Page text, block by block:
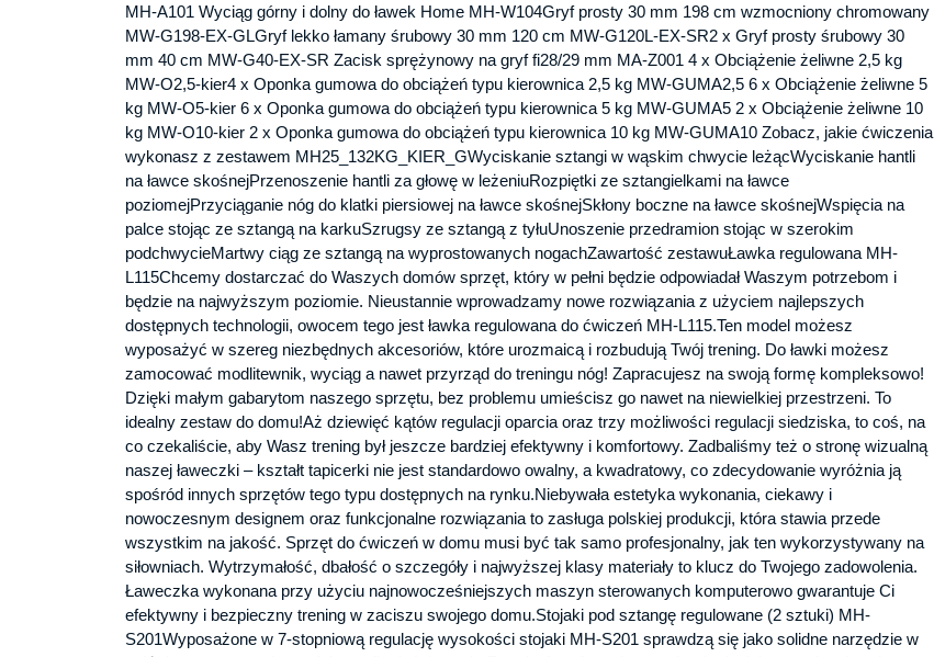
MH-A101 Wyciąg górny i dolny do ławek Home MH-W104Gryf prosty 30 mm 198 cm wzmocniony chromowany
MW-G198-EX-GLGryf lekko łamany śrubowy 30 mm 120 cm MW-G120L-EX-SR2 x Gryf prosty śrubowy 30
mm 40 cm MW-G40-EX-SR Zacisk sprężynowy na gryf fi28/29 mm MA-Z001 4 x Obciążenie żeliwne 2,5 kg
MW-O2,5-kier4 x Oponka gumowa do obciążeń typu kierownica 2,5 kg MW-GUMA2,5 6 x Obciążenie żeliwne 5
kg MW-O5-kier 6 x Oponka gumowa do obciążeń typu kierownica 5 kg MW-GUMA5 2 x Obciążenie żeliwne 10
kg MW-O10-kier 2 x Oponka gumowa do obciążeń typu kierownica 10 kg MW-GUMA10 Zobacz, jakie ćwiczenia
wykonasz z zestawem MH25_132KG_KIER_GWyciskanie sztangi w wąskim chwycie leżącWyciskanie hantli
na ławce skośnejPrzenoszenie hantli za głowę w leżeniuRozpiętki ze sztangielkami na ławce
poziomejPrzyciąganie nóg do klatki piersiowej na ławce skośnejSkłony boczne na ławce skośnejWspięcia na
palce stojąc ze sztangą na karkuSzrugsy ze sztangą z tyłuUnoszenie przedramion stojąc w szerokim
podchwycieMartwy ciąg ze sztangą na wyprostowanych nogachZawartość zestawuŁawka regulowana MH-
L115Chcemy dostarczać do Waszych domów sprzęt, który w pełni będzie odpowiadał Waszym potrzebom i
będzie na najwyższym poziomie. Nieustannie wprowadzamy nowe rozwiązania z użyciem najlepszych
dostępnych technologii, owocem tego jest ławka regulowana do ćwiczeń MH-L115.Ten model możesz
wyposażyć w szereg niezbędnych akcesoriów, które urozmaicą i rozbudują Twój trening. Do ławki możesz
zamocować modlitewnik, wyciąg a nawet przyrząd do treningu nóg! Zapracujesz na swoją formę kompleksowo!
Dzięki małym gabarytom naszego sprzętu, bez problemu umieścisz go nawet na niewielkiej przestrzeni. To
idealny zestaw do domu!Aż dziewięć kątów regulacji oparcia oraz trzy możliwości regulacji siedziska, to coś, na
co czekaliście, aby Wasz trening był jeszcze bardziej efektywny i komfortowy. Zadbaliśmy też o stronę wizualną
naszej ławeczki – kształt tapicerki nie jest standardowo owalny, a kwadratowy, co zdecydowanie wyróżnia ją
spośród innych sprzętów tego typu dostępnych na rynku.Niebywała estetyka wykonania, ciekawy i
nowoczesnym designem oraz funkcjonalne rozwiązania to zasługa polskiej produkcji, która stawia przede
wszystkim na jakość. Sprzęt do ćwiczeń w domu musi być tak samo profesjonalny, jak ten wykorzystywany na
siłowniach. Wytrzymałość, dbałość o szczegóły i najwyższej klasy materiały to klucz do Twojego zadowolenia.
Ławeczka wykonana przy użyciu najnowocześniejszych maszyn sterowanych komputerowo gwarantuje Ci
efektywny i bezpieczny trening w zaciszu swojego domu.Stojaki pod sztangę regulowane (2 sztuki) MH-
S201Wyposażone w 7-stopniową regulację wysokości stojaki MH-S201 sprawdzą się jako solidne narzędzie w